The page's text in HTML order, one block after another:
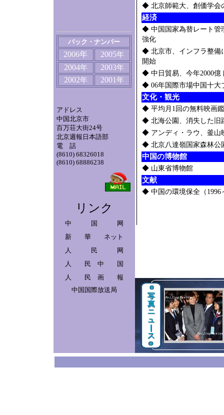
バック・ナンバー
2006年 2005年
2004年 2003年
2002年 2001年
アドレス
中国北京市
百万荘大街24号
北京週報日本語部
電 話
(8610) 68326018
(8610) 68886238
リンク
中 国 网
新 華 ネット
人 民 网
人 民 中 国
人 民 画 報
中国国際放送局
◆ 北京師範大、創価学会
経済
◆ 中国国家為替レート管
強化
◆ 北京市、インフラ整備
開始
◆ 中日貿易、今年2000億
◆ 06年国際市場中国十
文化・観光
◆ 平均月1回の無料映画
◆ 北海公園、消失した旧
◆ アンディ・ラウ、釜山
◆ 北京八達嶺国家森林公
中国の博物館
◆ 山東省博物館
文献
◆ 中国の環境保全（1996